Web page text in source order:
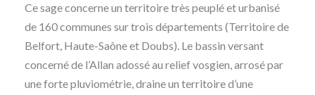
Ce sage concerne un territoire très peuplé et urbanisé
de 160 communes sur trois départements (Territoire de
Belfort, Haute-Saône et Doubs). Le bassin versant
concerné de l’Allan adossé au relief vosgien, arrosé par
une forte pluviométrie, draine un territoire d’une